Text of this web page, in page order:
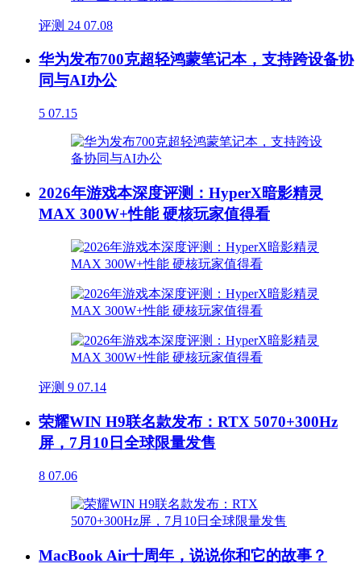
评测 24 07.08
华为发布700克超轻鸿蒙笔记本，支持跨设备协
同与AI办公
5 07.15
2026年游戏本深度评测：HyperX暗影精灵
MAX 300W+性能 硬核玩家值得看
评测 9 07.14
荣耀WIN H9联名款发布：RTX 5070+300Hz
屏，7月10日全球限量发售
8 07.06
MacBook Air十周年，说说你和它的故事？